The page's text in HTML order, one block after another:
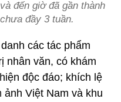
đến giờ đã gần thành
đầy 3 tuần.
các tác phẩm
nhân văn, có khám
độc đáo; khích lệ
Việt Nam và khu